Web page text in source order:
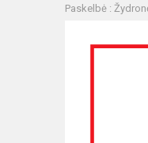
Paskelbė :